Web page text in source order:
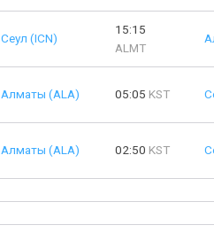
Сеул (ICN)
15:15
ALMT
Алматы (ALA) 05:05 KST
Алматы (ALA) 02:50 KST